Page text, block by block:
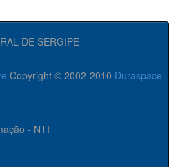
DE SERGIPE
Copyright © 2002-2010 Duraspace
- NTI